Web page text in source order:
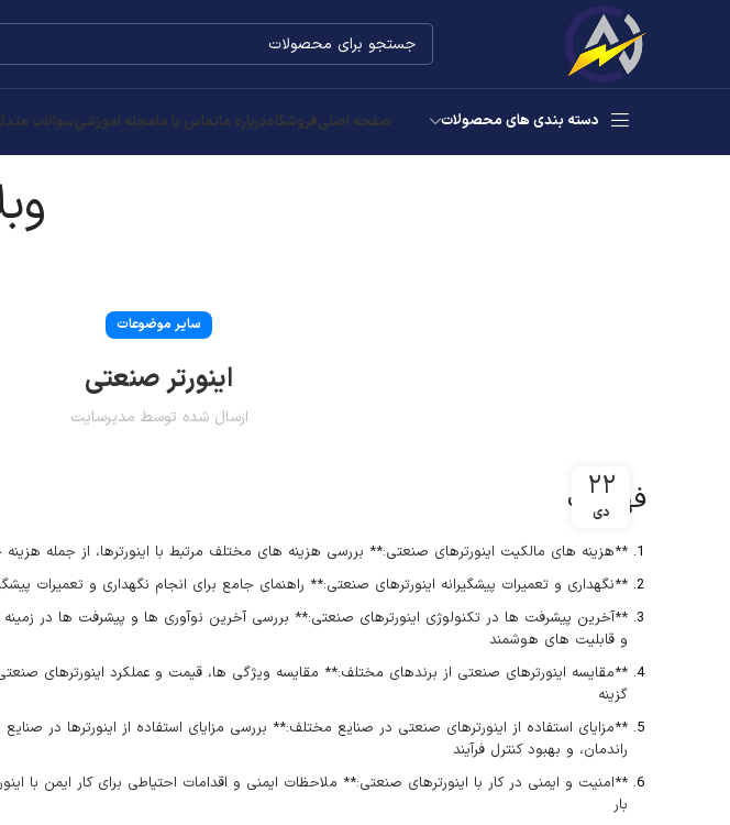
دسته بندی های محصولات صفحه اصلیفروشگاهدرباره ماتماس با مامجله آموزشیسوالات
سایر موضوعات
اینورتر صنعتی
ارسال شده توسط مدیرسایت
۲۲
دی
فهرست
**هزینه های مالکیت اینورترهای صنعتی:** بررسی هزینه های مختلف مرتبط با اینورترها، از جمله
**نگهداری و تعمیرات پیشگیرانه اینورترهای صنعتی:** راهنمای جامع برای انجام نگهداری و تعمیرات
**آخرین پیشرفت ها در تکنولوژی اینورترهای صنعتی:** بررسی آخرین نوآوری ها و پیشرفت ها در زمینه
و قابلیت های هوشمند
**مقایسه اینورترهای صنعتی از برندهای مختلف:** مقایسه ویژگی ها، قیمت و عملکرد اینورترهای
گزینه
**مزایای استفاده از اینورترهای صنعتی در صنایع مختلف:** بررسی مزایای استفاده از اینورترها در
راندمان، و بهبود کنترل فرآیند
**امنیت و ایمنی در کار با اینورترهای صنعتی:** ملاحظات ایمنی و اقدامات احتیاطی برای کار ایمن با
بار